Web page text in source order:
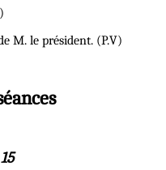
M. le président. (P.V)